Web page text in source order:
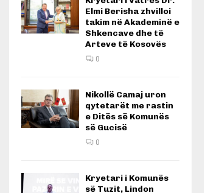
Elmi Berisha zhvilloi
takim në Akademinë e
Shkencave dhe të
Arteve të Kosovës
0
Nikollë Camaj uron
qytetarët me rastin
e Ditës së Komunës
së Gucisë
0
Kryetari i Komunës
së Tuzit, Lindon